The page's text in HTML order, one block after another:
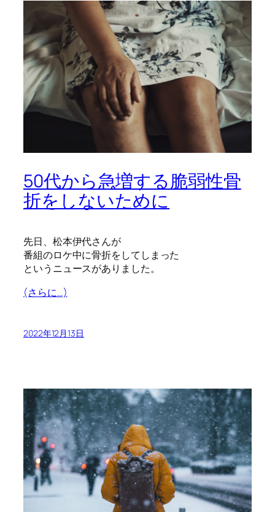
50代から急増する脆弱性骨
折をしないために
先日、松本伊代さんが
番組のロケ中に骨折をしてしまった
というニュースがありました。
(さらに…)
2022年12月13日